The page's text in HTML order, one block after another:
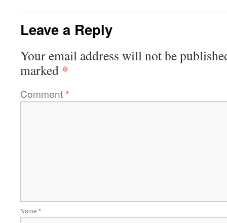
Leave a Reply
Your email address will not be
marked *
Comment*
Name *